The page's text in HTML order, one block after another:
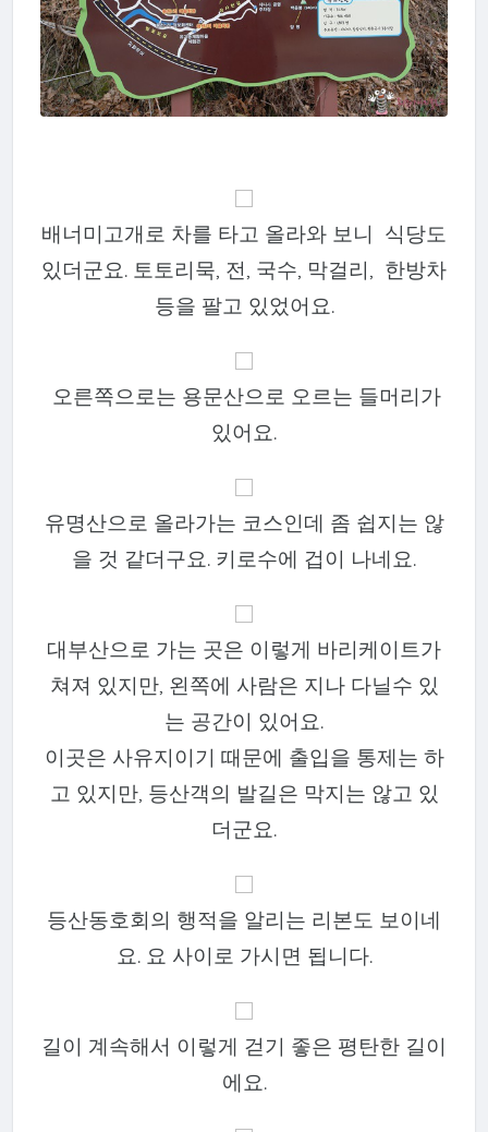
배너미고개로 차를 타고 올라와 보니 식당도
있더군요. 토토리묵, 전, 국수, 막걸리, 한방차
등을 팔고 있었어요.
오른쪽으로는 용문산으로 오르는 들머리가
있어요.
유명산으로 올라가는 코스인데 좀 쉽지는 않
을 것 같더구요. 키로수에 겁이 나네요.
대부산으로 가는 곳은 이렇게 바리케이트가
쳐져 있지만, 왼쪽에 사람은 지나 다닐수 있
는 공간이 있어요.
이곳은 사유지이기 때문에 출입을 통제는 하
고 있지만, 등산객의 발길은 막지는 않고 있
더군요.
등산동호회의 행적을 알리는 리본도 보이네
요. 요 사이로 가시면 됩니다.
길이 계속해서 이렇게 걷기 좋은 평탄한 길이
에요.